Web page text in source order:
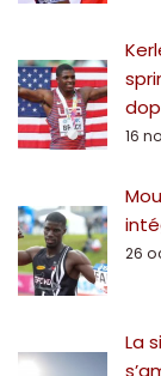
16
26
La